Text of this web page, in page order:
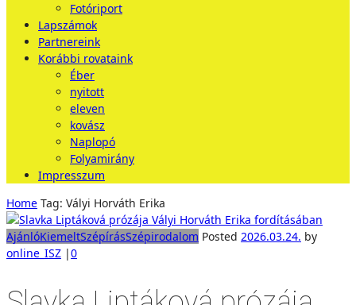
Fotóriport
Lapszámok
Partnereink
Korábbi rovataink
Éber
nyitott
eleven
kovász
Naplopó
Folyamirány
Impresszum
Home Tag: Vályi Horváth Erika
AjánlóKiemeltSzépírásSzépirodalom Posted 2026.03.24. by
online_ISZ |0